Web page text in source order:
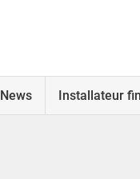
News Installateur